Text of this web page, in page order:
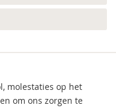
molestaties op het
om ons zorgen te